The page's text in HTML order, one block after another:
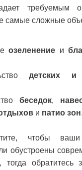
требуемым
самые сложные
озеленение и
детских и
беседок,
и патио зон.
чтобы ваши
обустроены
тогда